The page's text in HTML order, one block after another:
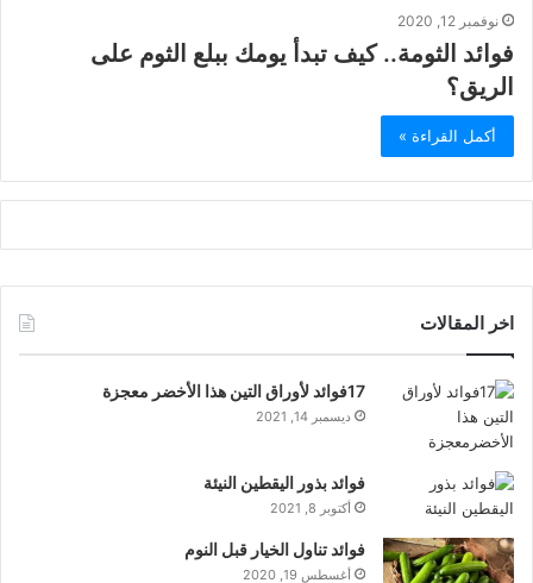
نوفمبر 12, 2020
فوائد الثومة.. كيف تبدأ يومك ببلع الثوم على
الريق؟
أكمل القراءة »
اخر المقالات
17فوائد لأوراق التين هذا الأخضر معجزة
ديسمبر 14, 2021
فوائد بذور اليقطين النيئة
أكتوبر 8, 2021
فوائد تناول الخيار قبل النوم
أغسطس 19, 2020